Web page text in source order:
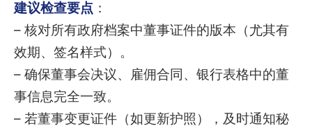
建议检查要点 ：
– 核对所有政府档案中董事证件的版本（尤其有
效期、签名样式）。
– 确保董事会决议、雇佣合同、银行表格中的董
事信息完全一致。
– 若董事变更证件（如更新护照），及时通知秘